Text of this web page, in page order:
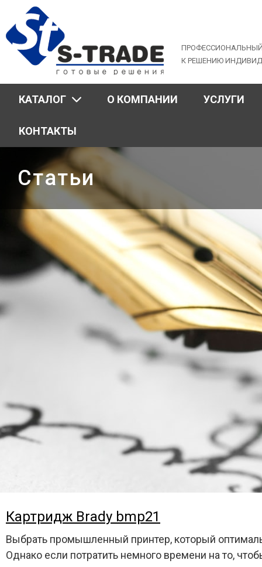
navigation
К РЕШЕНИЮ
КАТАЛОГ О КОМПАНИИ УСЛУГИ
КОНТАКТЫ
Статьи
Картридж Brady bmp21
Выбрать промышленный принтер, который
Однако если потратить немного времени на то,